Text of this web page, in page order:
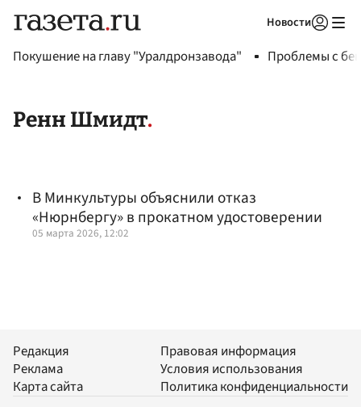
Новости
Покушение на главу "Уралдронзавода" Проблемы с
Ренн Шмидт
В Минкультуры объяснили отказ
«Нюрнбергу» в прокатном удостоверении
05 марта 2026, 12:02
Редакция
Реклама
Карта сайта
Правовая информация
Условия использования
Политика конфиденциальности